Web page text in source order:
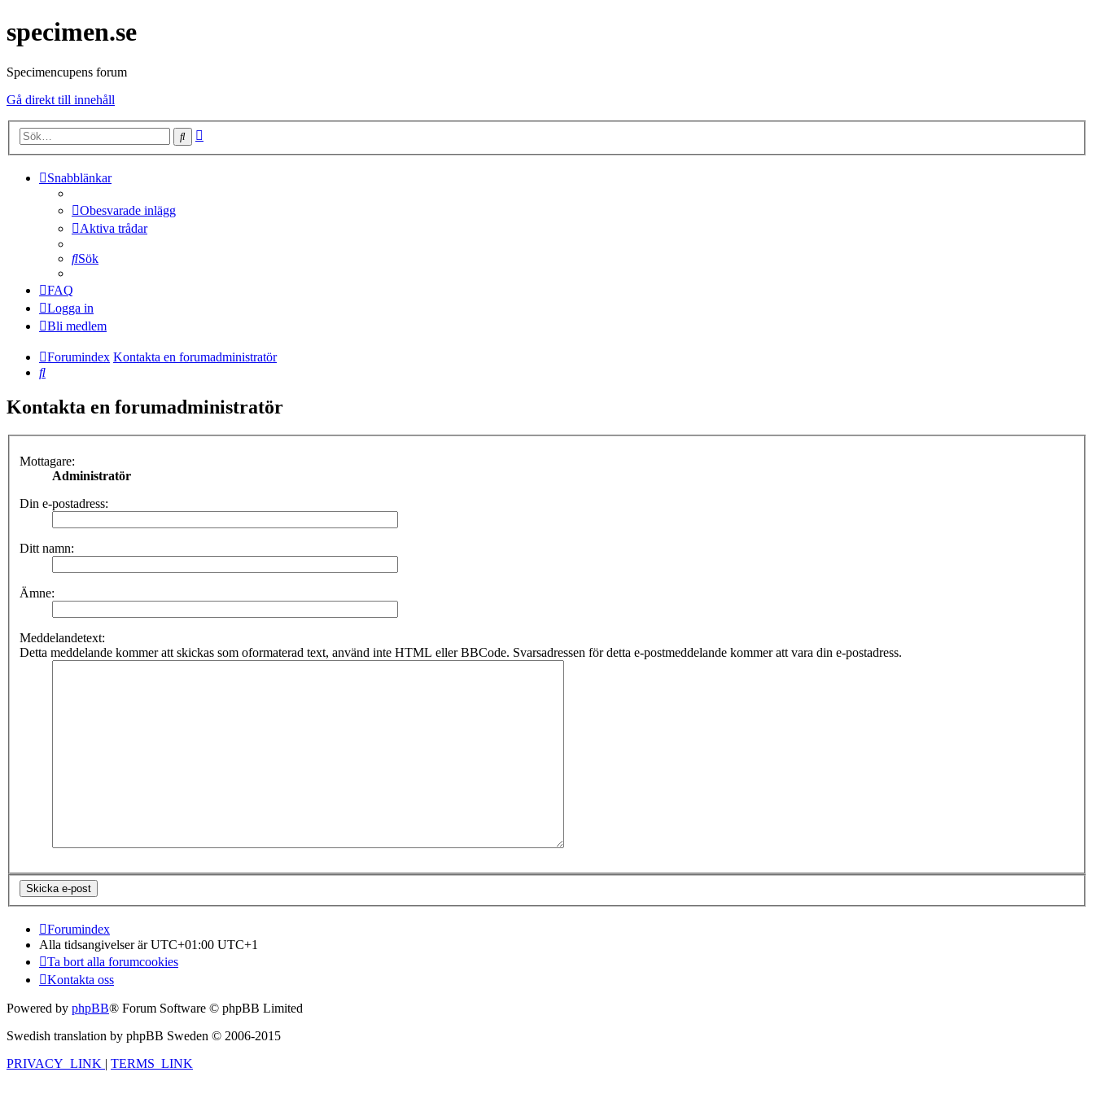
specimen.se
Specimencupens forum
Gå direkt till innehåll
Sök
Snabblänkar
Obesvarade inlägg
Aktiva trådar
Sök
FAQ
Logga in
Bli medlem
Forumindex Kontakta en forumadministratör
Sök
Kontakta en forumadministratör
Mottagare:
Administratör
Din e-postadress:
Ditt namn:
Ämne:
Meddelandetext:
Detta meddelande kommer att skickas som oformaterad text, använd inte HTML eller BBCode. Svarsadressen för detta e-postmeddelande kommer att vara din e-postadress.
Forumindex
Alla tidsangivelser är UTC+01:00 UTC+1
Ta bort alla forumcookies
Kontakta oss
Powered by phpBB® Forum Software © phpBB Limited
Swedish translation by phpBB Sweden © 2006-2015
PRIVACY_LINK
TERMS_LINK